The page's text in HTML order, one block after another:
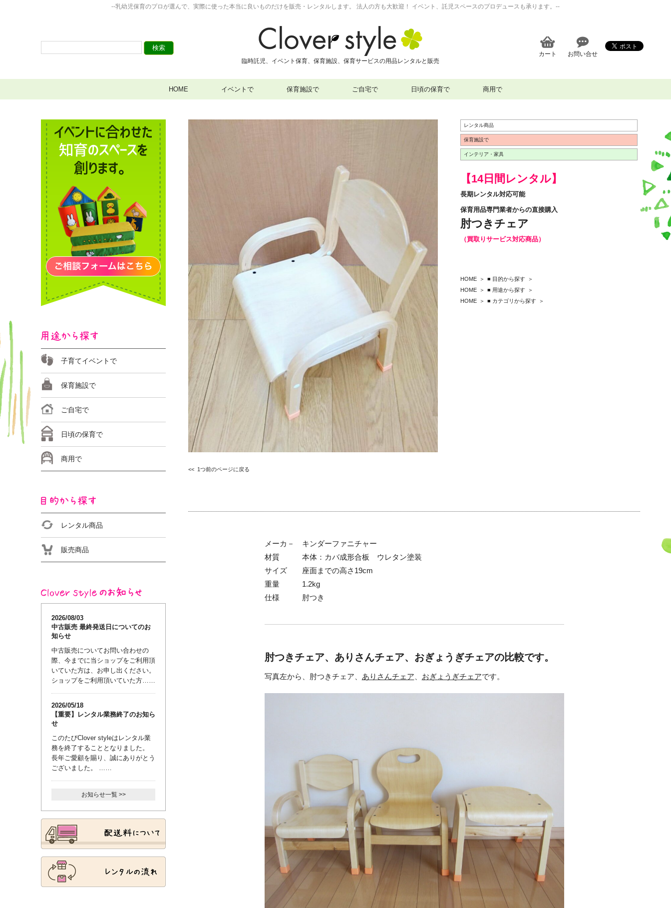
--乳幼児保育のプロが選んで、実際に使った本当に良いものだけを販売・レンタルします。 法人の方も大歓迎！ イベント、託児スペースのプロデュースも承ります。--
臨時託児、イベント保育、保育施設、保育サービスの用品レンタルと販売
カート お問い合せ
HOME イベントで 保育施設で ご自宅で 日頃の保育で 商用で
レンタル商品
保育施設で
インテリア・家具
【14日間レンタル】
長期レンタル対応可能
保育用品専門業者からの直接購入
肘つきチェア
（買取りサービス対応商品）
HOME
■ 目的から探す
HOME
■ 用途から探す
HOME
■ カテゴリから探す
1つ前のページに戻る
メーカ－ キンダーファニチャー
材質 本体：カバ成形合板 ウレタン塗装
サイズ 座面までの高さ19cm
重量 1.2kg
仕様 肘つき
肘つきチェア、ありさんチェア、おぎょうぎチェアの比較です。
写真左から、肘つきチェア、 ありさんチェア おぎょうぎチェアです。
子育てイベントで
日本の伝統
おまつり／イベントに
小学生でも
保育施設で
ご自宅で
運動遊び
日頃の保育で
日本の伝統
運動遊び
楽器遊び
おまつり／イベントに
商用で
レンタル商品
販売商品
2026/08/03
中古販売 最終発送日についてのお
知らせ
中古販売についてお問い合わせの
際、今までに当ショップをご利用頂
いていた方は、お申し出ください。
ショップをご利用頂いていた方……
2026/05/18
【重要】レンタル業務終了のお知ら
せ
このたびClover styleはレンタル業
務を終了することとなりました。
長年ご愛顧を賜り、誠にありがとう
ございました。 ……
お知らせ一覧 >>